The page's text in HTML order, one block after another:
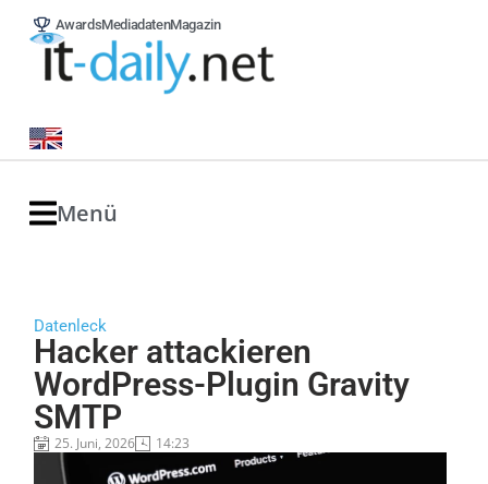
AwardsMediadatenMagazin
Menü
Datenleck
Hacker attackieren
WordPress-Plugin Gravity
SMTP
25. Juni, 2026 14:23